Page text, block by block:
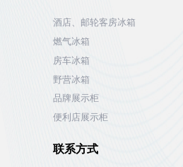
酒店、邮轮客房冰箱
燃气冰箱
房车冰箱
野营冰箱
品牌展示柜
便利店展示柜
联系方式